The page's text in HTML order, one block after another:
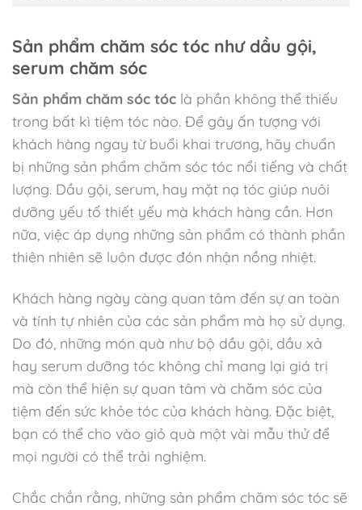
Sản phẩm chăm sóc tóc như dầu gội,
serum chăm sóc
Sản phẩm chăm sóc tóc là phần không thể thiếu
trong bất kì tiệm tóc nào. Để gây ấn tượng với
khách hàng ngay từ buổi khai trương, hãy chuẩn
bị những sản phẩm chăm sóc tóc nổi tiếng và chất
lượng. Dầu gội, serum, hay mặt nạ tóc giúp nuôi
dưỡng yếu tố thiết yếu mà khách hàng cần. Hơn
nữa, việc áp dụng những sản phẩm có thành phần
thiên nhiên sẽ luôn được đón nhận nồng nhiệt.
Khách hàng ngày càng quan tâm đến sự an toàn
và tính tự nhiên của các sản phẩm mà họ sử dụng.
Do đó, những món quà như bộ dầu gội, dầu xả
hay serum dưỡng tóc không chỉ mang lại giá trị
mà còn thể hiện sự quan tâm và chăm sóc của
tiệm đến sức khỏe tóc của khách hàng. Đặc biệt,
bạn có thể cho vào giỏ quà một vài mẫu thử để
mọi người có thể trải nghiệm.
Chắc chắn rằng, những sản phẩm chăm sóc tóc sẽ